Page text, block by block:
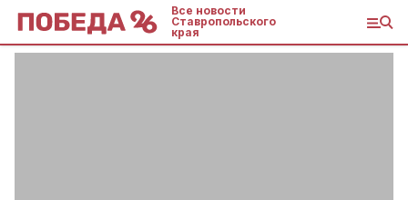
Все новости
Ставропольского
края